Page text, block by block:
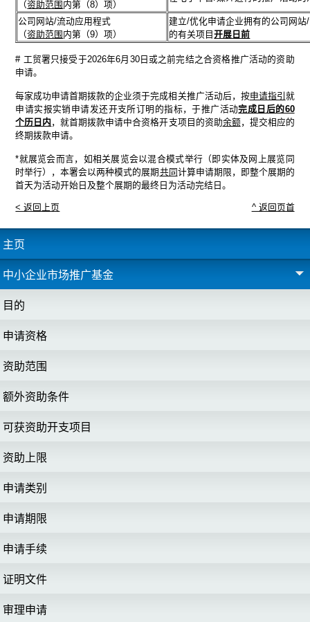
（资助范围 内第（8）项）
公司网站/流动应用程式
（资助范围 内第（9）项）
建立/优化申请企业拥有的公司网站
的有关项目开展日前
# 工贸署只接受于2026年6月30日或之前完结之合资格推广活动的资助
申请。
每家成功申请首期拨款的企业须于完成相关推广活动后，按申请指引 就
申请实报实销申请发还开支所订明的指标，于推广活动完成日后的60
个历日内 ，就首期拨款申请中合资格开支项目的资助余额，提交相应的
终期拨款申请。
*就展览会而言，如相关展览会以混合模式举行（即实体及网上展览同
时举行），本署会以两种模式的展期 共同计算申请期限，即整个展期的
首天为活动开始日及整个展期的最终日为活动完结日。
< 返回上页 ^ 返回页首
主页
中小企业市场推广基金
目的
申请资格
资助范围
额外资助条件
可获资助开支项目
资助上限
申请类别
申请期限
申请手续
证明文件
审理申请